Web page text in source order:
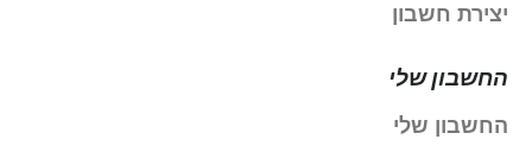
יצירת חשבון
החשבון שלי
החשבון שלי